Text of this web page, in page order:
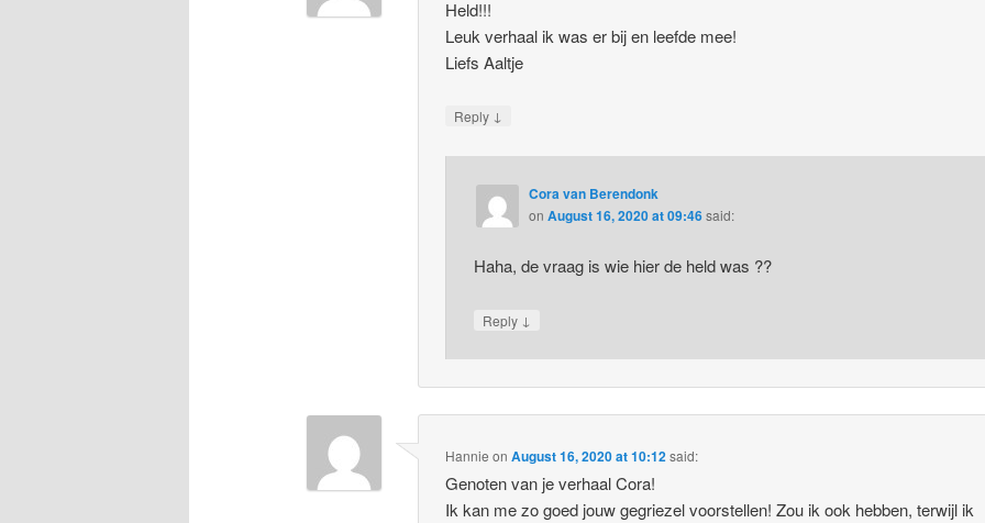
Held!!!
Leuk verhaal ik was er bij en leefde mee!
Liefs Aaltje
Reply ↓
Cora van Berendonk
on August 16, 2020 at 09:46said:
Haha, de vraag is wie hier de held was ??
Reply ↓
Hannie onAugust 16, 2020 at 10:12said:
Genoten van je verhaal Cora!
Ik kan me zo goed jouw gegriezel voorstellen! Zou ik ook hebben, terwijl ik